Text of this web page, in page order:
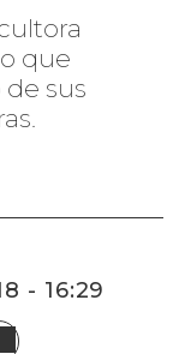
que
sus
- 16:29